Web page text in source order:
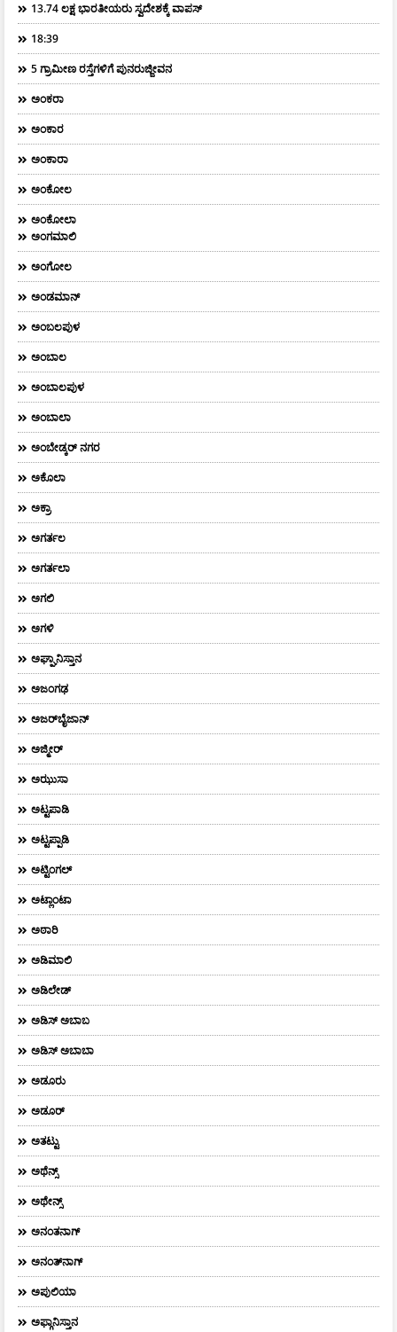
13.74 ಲಕ್ಷ ಭಾರತೀಯರು ಸ್ವದೇಶಕ್ಕೆ ವಾಪಸ್
18:39
5 ಗ್ರಾಮೀಣ ರಸ್ತೆಗಳಿಗೆ ಪುನರುಜ್ಜೀವನ
ಅಂಕರಾ
ಅಂಕಾರ
ಅಂಕಾರಾ
ಅಂಕೋಲ
ಅಂಕೋಲಾ
ಅಂಗಮಾಲಿ
ಅಂಗೋಲ
ಅಂಡಮಾನ್
ಅಂಬಲಪುಳ
ಅಂಬಾಲ
ಅಂಬಾಲಪುಳ
ಅಂಬಾಲಾ
ಅಂಬೇಡ್ಕರ್‌ ನಗರ
ಅಕೊಲಾ
ಅಕ್ರಾ
ಅಗರ್ತಲ
ಅಗರ್ತಲಾ
ಅಗಲಿ
ಅಗಳಿ
ಅಘ್ಘಾನಿಸ್ತಾನ
ಅಜಂಗಢ
ಅಜರ್‌ಬೈಜಾನ್
ಅಜ್ಮೀರ್
ಅಝುಸಾ
ಅಟ್ಟಪಾಡಿ
ಅಟ್ಟಪ್ಪಾಡಿ
ಅಟ್ಟಿಂಗಲ್
ಅಟ್ಲಾಂಟಾ
ಅಠಾರಿ
ಅಡಿಮಾಲಿ
ಅಡಿಲೇಡ್
ಅಡಿಸ್ ಅಬಾಬ
ಅಡಿಸ್ ಅಬಾಬಾ
ಅಡೂರು
ಅಡೂರ್
ಅತಟ್ಟು
ಅಥೆನ್ಸ್
ಅಥೇನ್ಸ್‌
ಅನಂತನಾಗ್
ಅನಂತ್‌ನಾಗ್‌
ಅಪುಲಿಯಾ
ಅಫ್ಗಾನಿಸ್ತಾನ